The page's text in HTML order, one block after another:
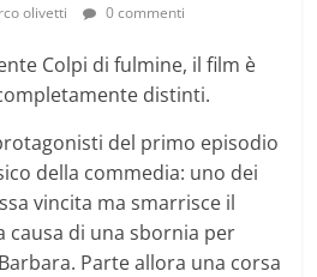
olivetti 0 commenti
Colpi di fulmine, il film è
distinti.
del primo episodio
della commedia: uno dei
vincita ma smarrisce il
di una sbornia per
Parte allora una corsa